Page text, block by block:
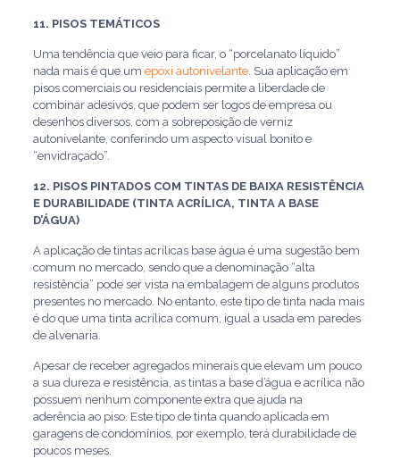
11. PISOS TEMÁTICOS
Uma tendência que veio para ficar, o “porcelanato líquido”
nada mais é que um epóxi autonivelante. Sua aplicação em
pisos comerciais ou residenciais permite a liberdade de
combinar adesivos, que podem ser logos de empresa ou
desenhos diversos, com a sobreposição de verniz
autonivelante, conferindo um aspecto visual bonito e
“envidraçado”.
12. PISOS PINTADOS COM TINTAS DE BAIXA RESISTÊNCIA
E DURABILIDADE (TINTA ACRÍLICA, TINTA A BASE
D’ÁGUA)
A aplicação de tintas acrílicas base água é uma sugestão bem
comum no mercado, sendo que a denominação “alta
resistência” pode ser vista na embalagem de alguns produtos
presentes no mercado. No entanto, este tipo de tinta nada mais
é do que uma tinta acrílica comum, igual a usada em paredes
de alvenaria.
Apesar de receber agregados minerais que elevam um pouco
a sua dureza e resistência, as tintas a base d’água e acrílica não
possuem nenhum componente extra que ajuda na
aderência ao piso. Este tipo de tinta quando aplicada em
garagens de condomínios, por exemplo, terá durabilidade de
poucos meses.